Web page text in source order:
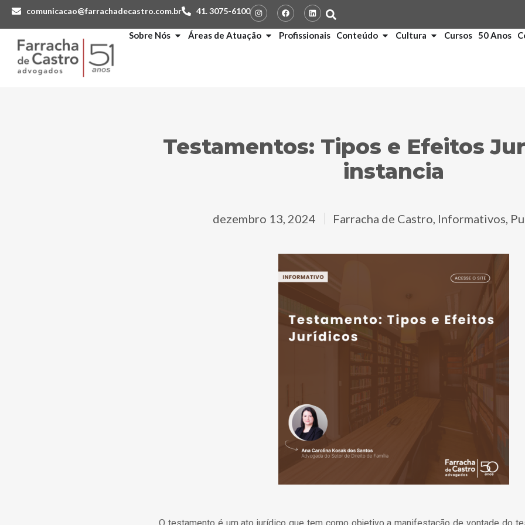
comunicacao@farrachadecastro.com.br 41. 3075-6100
Sobre Nós Áreas de Atuação Profissionais Conteúdo Cultura Cursos 50 Anos
Testamentos: Tipos e Efeitos
instancia
dezembro 13, 2024 Farracha de Castro, Informativos,